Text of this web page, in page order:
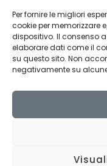
Per fornire le migliori
cookie per memorizzare
dispositivo. Il consenso
elaborare dati come il
su questo sito. Non
negativamente su